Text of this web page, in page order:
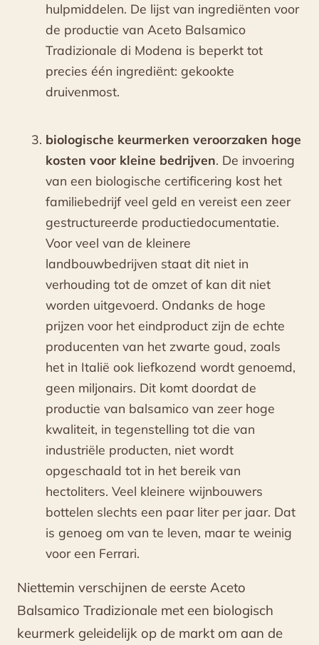
hulpmiddelen. De lijst van ingrediënten voor
de productie van Aceto Balsamico
Tradizionale di Modena is beperkt tot
precies één ingrediënt: gekookte
druivenmost.
biologische keurmerken veroorzaken hoge
kosten voor kleine bedrijven. De invoering
van een biologische certificering kost het
familiebedrijf veel geld en vereist een zeer
gestructureerde productiedocumentatie.
Voor veel van de kleinere
landbouwbedrijven staat dit niet in
verhouding tot de omzet of kan dit niet
worden uitgevoerd. Ondanks de hoge
prijzen voor het eindproduct zijn de echte
producenten van het zwarte goud, zoals
het in Italië ook liefkozend wordt genoemd,
geen miljonairs. Dit komt doordat de
productie van balsamico van zeer hoge
kwaliteit, in tegenstelling tot die van
industriële producten, niet wordt
opgeschaald tot in het bereik van
hectoliters. Veel kleinere wijnbouwers
bottelen slechts een paar liter per jaar. Dat
is genoeg om van te leven, maar te weinig
voor een Ferrari.
Niettemin verschijnen de eerste Aceto
Balsamico Tradizionale met een biologisch
keurmerk geleidelijk op de markt om aan de